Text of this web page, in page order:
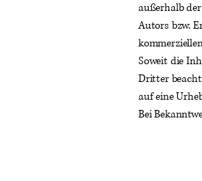
außerhalb
Autors bzw.
Soweit die
Dritter
auf eine
Bei